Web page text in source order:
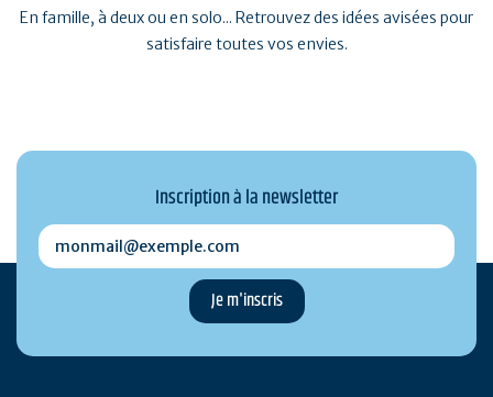
En famille, à deux ou en solo... Retrouvez des idées avisées pour
satisfaire toutes vos envies.
Inscription à la newsletter
monmail@exemple.com